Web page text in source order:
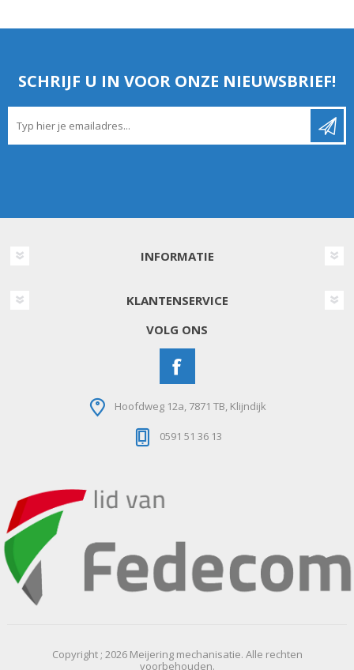
SCHRIJF U IN VOOR ONZE NIEUWSBRIEF!
INFORMATIE
KLANTENSERVICE
VOLG ONS
Hoofdweg 12a, 7871 TB, Klijndijk
0591 51 36 13
Copyright ; 2026 Meijering mechanisatie. Alle rechten
voorbehouden.